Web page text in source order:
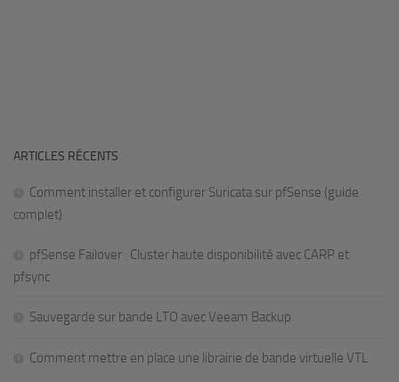
ARTICLES RÉCENTS
Comment installer et configurer Suricata sur pfSense (guide
complet)
pfSense Failover : Cluster haute disponibilité avec CARP et
pfsync
Sauvegarde sur bande LTO avec Veeam Backup
Comment mettre en place une librairie de bande virtuelle VTL